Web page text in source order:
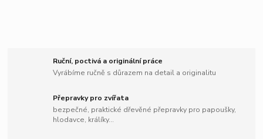
Ruční, poctivá a originální práce
Vyrábíme ručně s důrazem na detail a originalitu
Přepravky pro zvířata
bezpečné, praktické dřevěné přepravky pro papoušky,
hlodavce, králíky...